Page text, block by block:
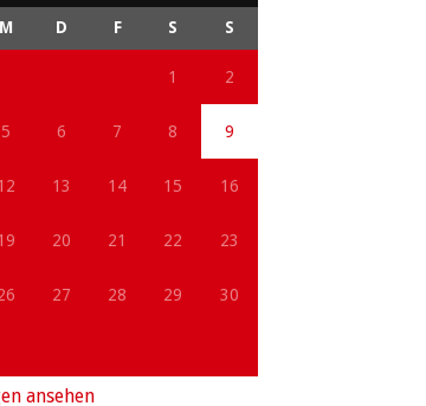
M D F S S
1 2
5 6 7 8 9
13 14 15 16
20 21 22 23
27 28 29 30
ansehen